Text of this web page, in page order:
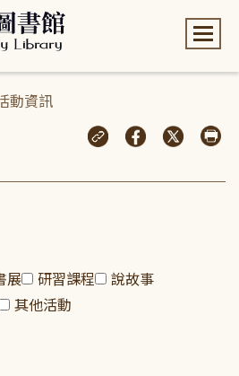
動資訊
展 研習課程
說故事
其他活動